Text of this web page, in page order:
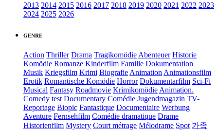
2013 2014 2015 2016 2017 2018 2019 2020 2021 2022 2023
2024 2025 2026
GENRE
Action Thriller Drama Tragikomödie Abenteuer Historie
Komödie Romanze Kinderfilm Familie Dokumentation
Musik Kriegsfilm Krimi Biografie Animation Animationsfilm
Erotik Romantische Komödie Horror Dokumentarfilm Sci-Fi
Musical Fantasy Roadmovie Krimikomödie Animation.
Comedy test Documentary Comédie Jugendmagazin TV-
Reportage Biopic Fantastique Documentaire Werbung
Aventure Fernsehfilm Comédie dramatique Drame
Historienfilm Mystery Court métrage Mélodrame Spot 가족